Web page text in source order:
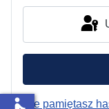
Nie pamiętasz